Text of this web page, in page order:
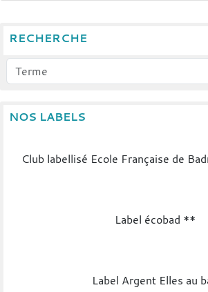
RECHERCHE
NOS LABELS
Club labellisé Ecole Française de
Label écobad **
Label Argent Elles au